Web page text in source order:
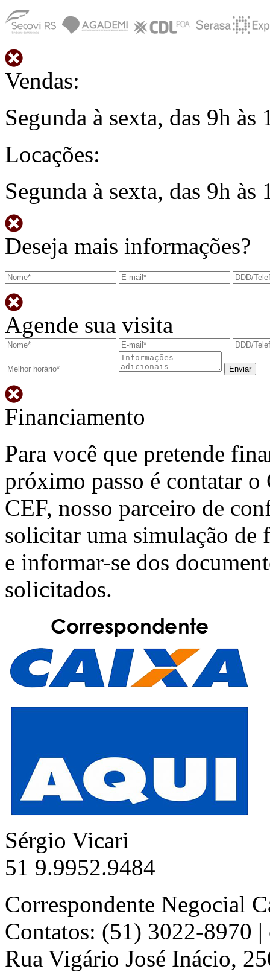
Vendas:
Segunda à sexta, das 9h
Locações:
Segunda à sexta, das 9h
Deseja mais informações?
Agende sua visita
Financiamento
Para você que pretende
próximo passo é contatar o
CEF, nosso parceiro de
solicitar uma simulação de
e informar-se dos
solicitados.
Sérgio Vicari
51 9.9952.9484
Correspondente Negocial
Contatos: (51) 3022-8970
Rua Vigário José Inácio,